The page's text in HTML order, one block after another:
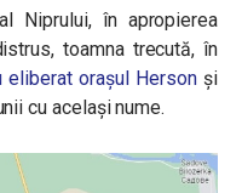
Niprului, în apropierea
toamna trecută, în
eliberat orașul Hersonși
cu același nume.